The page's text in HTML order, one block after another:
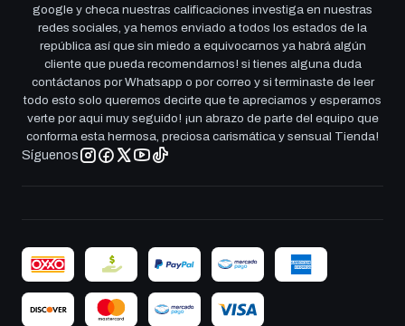
google y checa nuestras calificaciones investiga en nuestras
redes sociales, ya hemos enviado a todos los estados de la
república así que sin miedo a equivocarnos ya habrá algún
cliente que pueda recomendarnos! si tienes alguna duda
contáctanos por Whatsapp o por correo y si terminaste de leer
todo esto solo queremos decirte que te apreciamos y esperamos
verte por aqui muy seguido! ¡un abrazo de parte del equipo que
conforma esta hermosa, preciosa carismática y sensual Tienda!
Síguenos